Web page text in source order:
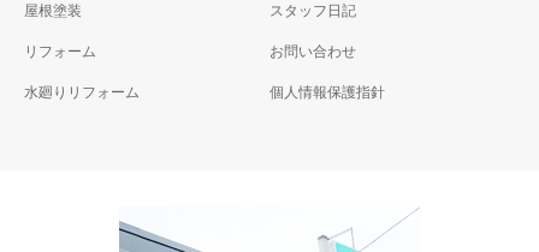
屋根塗装
リフォーム
水廻りリフォーム
スタッフ日記
お問い合わせ
個人情報保護指針